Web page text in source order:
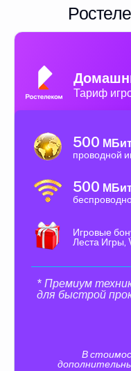
Тариф
500
проводной
500
Игровые
Леста Игры,
* Премиум
для быстрой
В